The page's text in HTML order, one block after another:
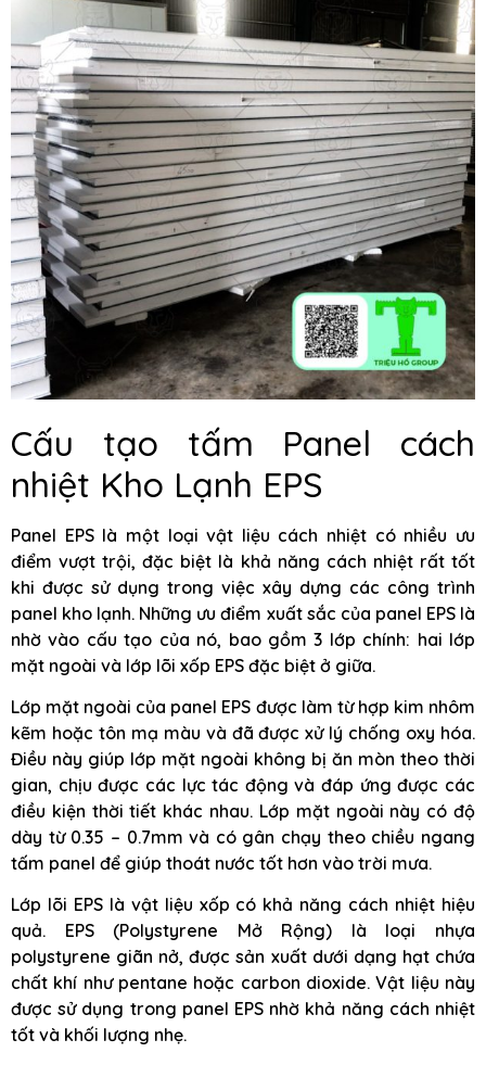
Cấu tạo tấm Panel cách
nhiệt Kho Lạnh EPS
Panel EPS là một loại vật liệu cách nhiệt có nhiều ưu
điểm vượt trội, đặc biệt là khả năng cách nhiệt rất tốt
khi được sử dụng trong việc xây dựng các công trình
panel kho lạnh. Những ưu điểm xuất sắc của panel EPS là
nhờ vào cấu tạo của nó, bao gồm 3 lớp chính: hai lớp
mặt ngoài và lớp lõi xốp EPS đặc biệt ở giữa.
Lớp mặt ngoài của panel EPS được làm từ hợp kim nhôm
kẽm hoặc tôn mạ màu và đã được xử lý chống oxy hóa.
Điều này giúp lớp mặt ngoài không bị ăn mòn theo thời
gian, chịu được các lực tác động và đáp ứng được các
điều kiện thời tiết khác nhau. Lớp mặt ngoài này có độ
dày từ 0.35 – 0.7mm và có gân chạy theo chiều ngang
tấm panel để giúp thoát nước tốt hơn vào trời mưa.
Lớp lõi EPS là vật liệu xốp có khả năng cách nhiệt hiệu
quả. EPS (Polystyrene Mở Rộng) là loại nhựa
polystyrene giãn nở, được sản xuất dưới dạng hạt chứa
chất khí như pentane hoặc carbon dioxide. Vật liệu này
được sử dụng trong panel EPS nhờ khả năng cách nhiệt
tốt và khối lượng nhẹ.